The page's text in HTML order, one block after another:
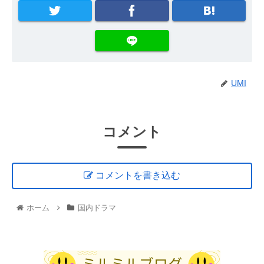
UMI
コメント
コメントを書き込む
ホーム 国内ドラマ